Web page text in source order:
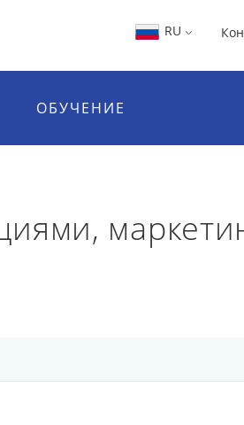
RU
ОБУЧЕНИЕ